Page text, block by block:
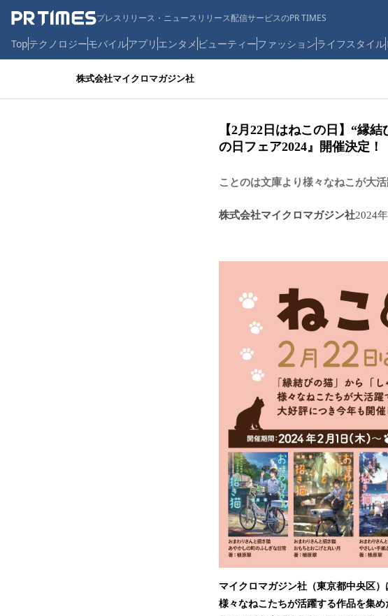
プレスリリース・ニュースリリース配信サービスのPR TIMES
Topテクノロジーモバイルアプリ エンタメ ビューティーファッションライフスタイル
株式会社マイクロマガジン社
【2月22日はねこの日】“縁
の日フェア2024』開催決定！
ことのは文庫より様々なねこが大
株式会社マイクロマガジン社2024
マイクロマガジン社（東京都中央区）
様々なねこたちが活躍する作品を集め